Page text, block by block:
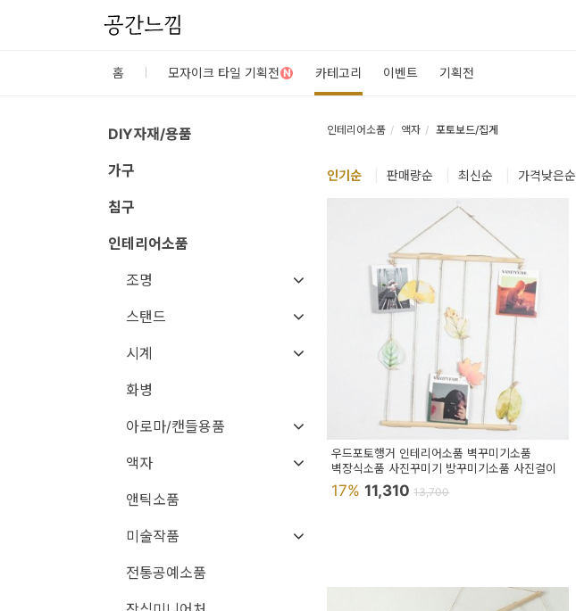
홈 모자이크 타일 기획전 N 카테고리 이벤트 기획전
DIY자재/용품
가구
침구
인테리어소품
조명
스탠드
시계
화병
아로마/캔들용품
액자
앤틱소품
미술작품
전통공예소품
인테리어소품 액자 포토보드/집게
인기순 판매량순 최신순 가격낮은순
우드포토행거 인테리어소품 벽꾸미기소품
벽장식소품 사진꾸미기 방꾸미기소품 사진걸이
17%11,31013,700